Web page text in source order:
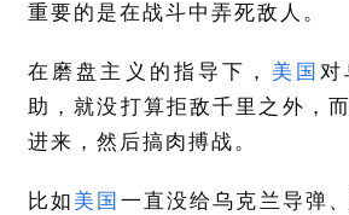
重要的是在战斗中弄死敌人。
在磨盘主义的指导下， 美国 对
助，就没打算拒敌千里之外，
进来，然后搞肉搏战。
比如 美国 一直没给乌克兰导弹